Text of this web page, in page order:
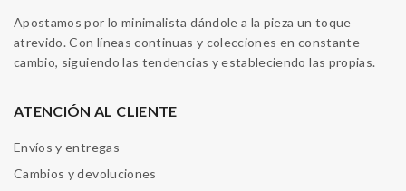
Apostamos por lo minimalista dándole a la pieza un toque
atrevido. Con líneas continuas y colecciones en constante
cambio, siguiendo las tendencias y estableciendo las propias.
ATENCIÓN AL CLIENTE
Envíos y entregas
Cambios y devoluciones